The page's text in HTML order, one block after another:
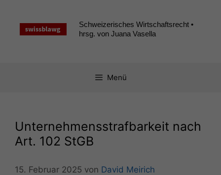
springen
Schweizerisches Wirtschaftsrecht •
hrsg. von Juana Vasella
Menü
Unternehmensstrafbarkeit nach
Art. 102 StGB
15. Februar 2025 von David Meirich